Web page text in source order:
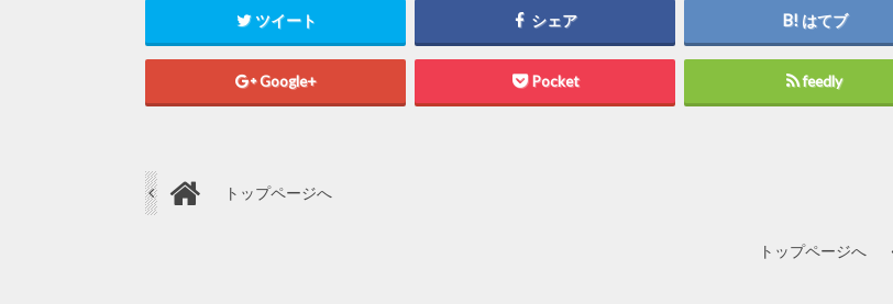
ツイート シェア はてブ
Google+ Pocket feedly
トップページへ
トップページへ